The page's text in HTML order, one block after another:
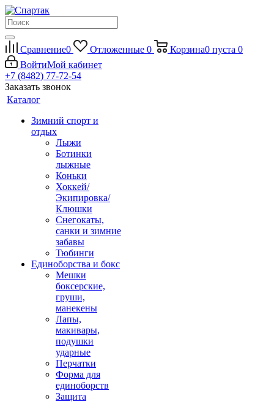
Сравнение0 Отложенные 0 Корзина0 пуста 0
ВойтиМой кабинет
+7 (8482) 77-72-54
Заказать звонок
Каталог
Зимний спорт и
отдых
Лыжи
Ботинки
лыжные
Коньки
Хоккей/
Экипировка/
Клюшки
Снегокаты,
санки и зимние
забавы
Тюбинги
Единоборства и бокс
Мешки
боксерские,
груши,
манекены
Лапы,
макивары,
подушки
ударные
Перчатки
Форма для
единоборств
Защита